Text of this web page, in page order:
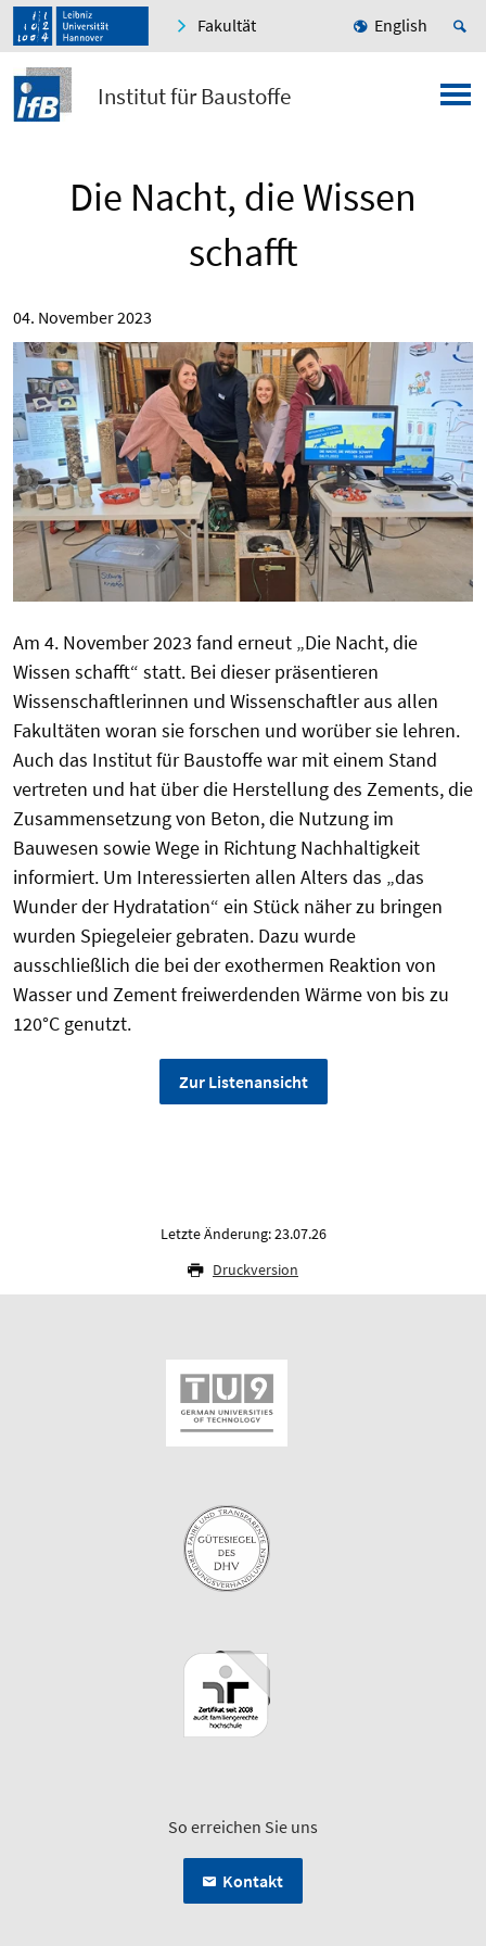
Fakultät English
Institut für Baustoffe
Die Nacht, die Wissen
schafft
04. November 2023
Am 4. November 2023 fand erneut „Die Nacht, die
Wissen schafft“ statt. Bei dieser präsentieren
Wissenschaftlerinnen und Wissenschaftler aus allen
Fakultäten woran sie forschen und worüber sie lehren.
Auch das Institut für Baustoffe war mit einem Stand
vertreten und hat über die Herstellung des Zements, die
Zusammensetzung von Beton, die Nutzung im
Bauwesen sowie Wege in Richtung Nachhaltigkeit
informiert. Um Interessierten allen Alters das „das
Wunder der Hydratation“ ein Stück näher zu bringen
wurden Spiegeleier gebraten. Dazu wurde
ausschließlich die bei der exothermen Reaktion von
Wasser und Zement freiwerdenden Wärme von bis zu
120°C genutzt.
Zur Listenansicht
Letzte Änderung: 23.07.26
Druckversion
So erreichen Sie uns
Kontakt